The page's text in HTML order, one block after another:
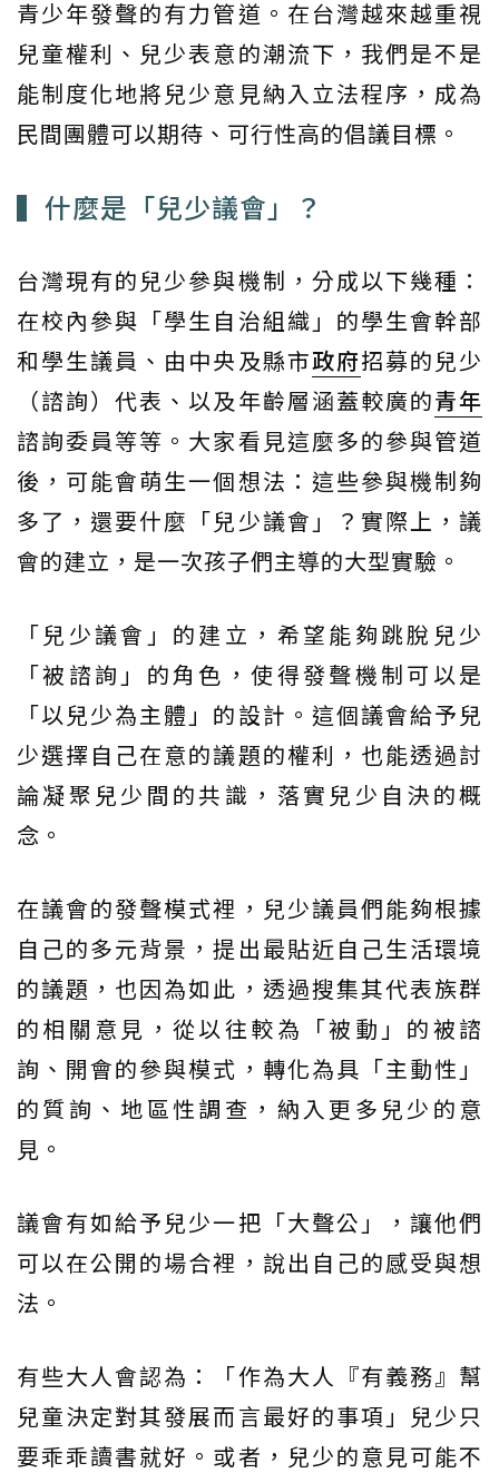
青少年發聲的有力管道。在台灣越來越重視
兒童權利、兒少表意的潮流下，我們是不是
能制度化地將兒少意見納入立法程序，成為
民間團體可以期待、可行性高的倡議目標。
▍什麼是「兒少議會」？
台灣現有的兒少參與機制，分成以下幾種：
在校內參與「學生自治組織」的學生會幹部
和學生議員、由中央及縣市政府招募的兒少
（諮詢）代表、以及年齡層涵蓋較廣的青年
諮詢委員等等。大家看見這麼多的參與管道
後，可能會萌生一個想法：這些參與機制夠
多了，還要什麼「兒少議會」？實際上，議
會的建立，是一次孩子們主導的大型實驗。
「兒少議會」的建立，希望能夠跳脫兒少
「被諮詢」的角色，使得發聲機制可以是
「以兒少為主體」的設計。這個議會給予兒
少選擇自己在意的議題的權利，也能透過討
論凝聚兒少間的共識，落實兒少自決的概
念。
在議會的發聲模式裡，兒少議員們能夠根據
自己的多元背景，提出最貼近自己生活環境
的議題，也因為如此，透過搜集其代表族群
的相關意見，從以往較為「被動」的被諮
詢、開會的參與模式，轉化為具「主動性」
的質詢、地區性調查，納入更多兒少的意
見。
議會有如給予兒少一把「大聲公」，讓他們
可以在公開的場合裡，說出自己的感受與想
法。
有些大人會認為：「作為大人『有義務』幫
兒童決定對其發展而言最好的事項」兒少只
要乖乖讀書就好。或者，兒少的意見可能不